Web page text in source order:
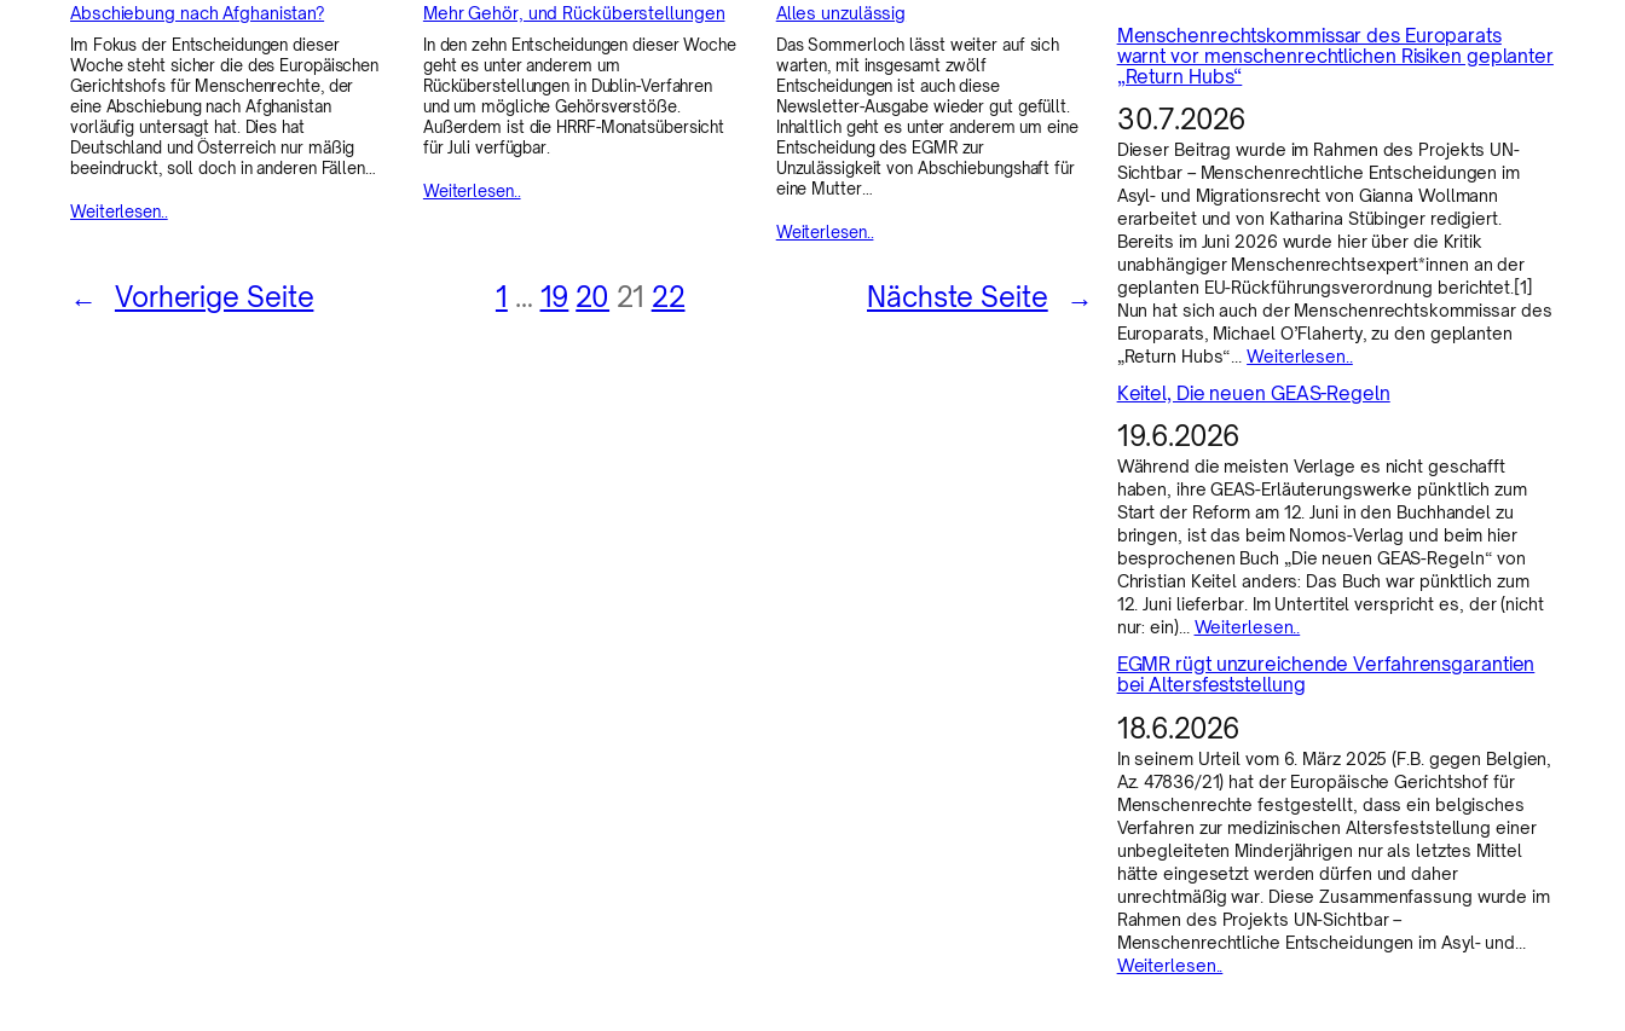
Abschiebung nach Afghanistan?
Im Fokus der Entscheidungen dieser
Woche steht sicher die des Europäischen
Gerichtshofs für Menschenrechte, der
eine Abschiebung nach Afghanistan
vorläufig untersagt hat. Dies hat
Deutschland und Österreich nur mäßig
beeindruckt, soll doch in anderen Fällen…
Weiterlesen..
Mehr Gehör, und Rücküberstellungen
In den zehn Entscheidungen dieser Woche
geht es unter anderem um
Rücküberstellungen in Dublin-Verfahren
und um mögliche Gehörsverstöße.
Außerdem ist die HRRF-Monatsübersicht
für Juli verfügbar.
Weiterlesen..
Alles unzulässig
Das Sommerloch lässt weiter auf sich
warten, mit insgesamt zwölf
Entscheidungen ist auch diese
Newsletter-Ausgabe wieder gut gefüllt.
Inhaltlich geht es unter anderem um eine
Entscheidung des EGMR zur
Unzulässigkeit von Abschiebungshaft für
eine Mutter…
Weiterlesen..
← Vorherige Seite 1 … 19 20 21 22 Nächste Seite →
Menschenrechtskommissar des Europarats
warnt vor menschenrechtlichen Risiken geplanter
„Return Hubs“
30.7.2026
Dieser Beitrag wurde im Rahmen des Projekts UN-
Sichtbar – Menschenrechtliche Entscheidungen im
Asyl- und Migrationsrecht von Gianna Wollmann
erarbeitet und von Katharina Stübinger redigiert.
Bereits im Juni 2026 wurde hier über die Kritik
unabhängiger Menschenrechtsexpert*innen an der
geplanten EU-Rückführungsverordnung berichtet.[1]
Nun hat sich auch der Menschenrechtskommissar des
Europarats, Michael O’Flaherty, zu den geplanten
„Return Hubs“…Weiterlesen..
Keitel, Die neuen GEAS-Regeln
19.6.2026
Während die meisten Verlage es nicht geschafft
haben, ihre GEAS-Erläuterungswerke pünktlich zum
Start der Reform am 12. Juni in den Buchhandel zu
bringen, ist das beim Nomos-Verlag und beim hier
besprochenen Buch „Die neuen GEAS-Regeln“ von
Christian Keitel anders: Das Buch war pünktlich zum
12. Juni lieferbar. Im Untertitel verspricht es, der (nicht
nur: ein)… Weiterlesen..
EGMR rügt unzureichende Verfahrensgarantien
bei Altersfeststellung
18.6.2026
In seinem Urteil vom 6. März 2025 (F.B. gegen Belgien,
Az. 47836/21) hat der Europäische Gerichtshof für
Menschenrechte festgestellt, dass ein belgisches
Verfahren zur medizinischen Altersfeststellung einer
unbegleiteten Minderjährigen nur als letztes Mittel
hätte eingesetzt werden dürfen und daher
unrechtmäßig war. Diese Zusammenfassung wurde im
Rahmen des Projekts UN-Sichtbar –
Menschenrechtliche Entscheidungen im Asyl- und…
Weiterlesen..